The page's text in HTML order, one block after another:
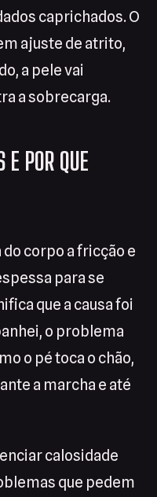
caprichados. O
ajuste de atrito,
a pele vai
a sobrecarga.
E POR QUE
corpo a fricção e
para se
que a causa foi
o problema
o pé toca o chão,
a marcha e até
calosidade
que pedem